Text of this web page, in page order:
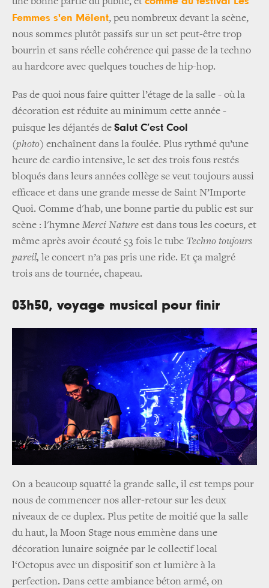
Femmes s'en Mêlent, peu nombreux devant la scène,
nous sommes plutôt passifs sur un set peut-être trop
bourrin et sans réelle cohérence qui passe de la techno
au hardcore avec quelques touches de hip-hop.
Pas de quoi nous faire quitter l’étage de la salle - où la
décoration est réduite au minimum cette année -
puisque les déjantés de Salut C’est Cool
(photo) enchaînent dans la foulée. Plus rythmé qu’une
heure de cardio intensive, le set des trois fous restés
bloqués dans leurs années collège se veut toujours aussi
efficace et dans une grande messe de Saint N’Importe
Quoi. Comme d'hab, une bonne partie du public est sur
scène : l'hymne Merci Nature est dans tous les coeurs, et
même après avoir écouté 53 fois le tube Techno toujours
pareil, le concert n’a pas pris une ride. Et ça malgré
trois ans de tournée, chapeau.
03h50, voyage musical pour finir
On a beaucoup squatté la grande salle, il est temps pour
nous de commencer nos aller-retour sur les deux
niveaux de ce duplex. Plus petite de moitié que la salle
du haut, la Moon Stage nous emmène dans une
décoration lunaire soignée par le collectif local
l‘Octopus avec un dispositif son et lumière à la
perfection. Dans cette ambiance béton armé, on